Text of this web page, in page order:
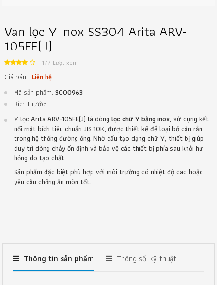
Van lọc Y inox SS304 Arita ARV-
105FE(J)
177 Lượt xem
Giá bán: Liên hệ
Mã sản phẩm: S000963
Kích thước:
Y lọc Arita ARV-105FE(J) là dòng lọc chữ Y bằng inox, sử dụng kết
nối mặt bích tiêu chuẩn JIS 10K, được thiết kế để loại bỏ cặn rắn
trong hệ thống đường ống. Nhờ cấu tạo dạng chữ Y, thiết bị giúp
duy trì dòng chảy ổn định và bảo vệ các thiết bị phía sau khỏi hư
hỏng do tạp chất.
Sản phẩm đặc biệt phù hợp với môi trường có nhiệt độ cao hoặc
yêu cầu chống ăn mòn tốt.
Thông tin sản phẩm Thông số kỹ thuật